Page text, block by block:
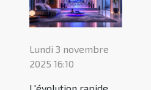
Lundi 3 novembre
2025 16:10